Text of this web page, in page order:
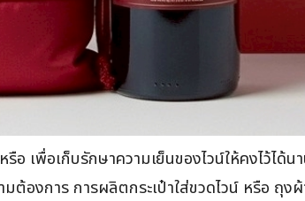
อ เพื่อเก็บรักษาความเย็นของไวน์ให้คงไว้ได้น
งการ การผลิตกระเป๋าใส่ขวดไวน์ หรือ ถุง